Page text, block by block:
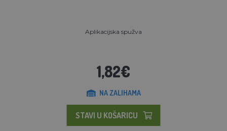
Aplikacijska spužva
1,82€
NA ZALIHAMA
STAVI U KOŠARICU